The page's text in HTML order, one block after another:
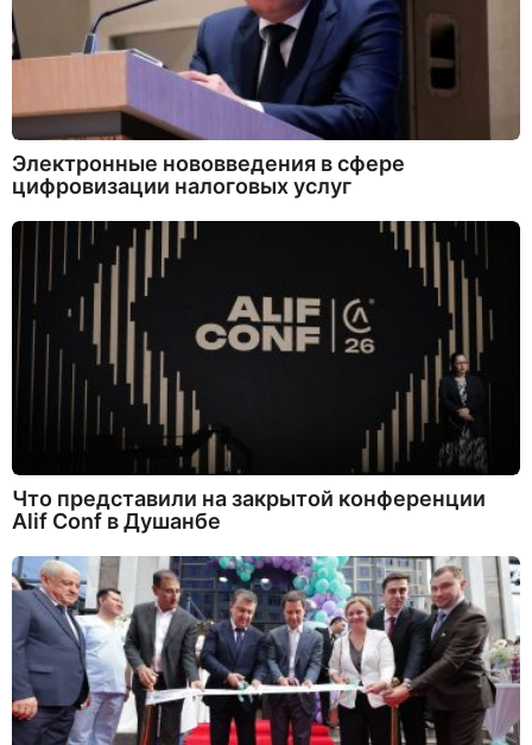
Электронные нововведения в сфере
цифровизации налоговых услуг
Что представили на закрытой конференции
Alif Conf в Душанбе